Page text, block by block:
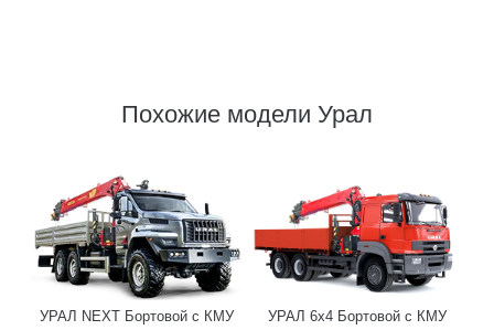
Похожие модели Урал
УРАЛ NEXT Бортовой с КМУ УРАЛ 6х4 Бортовой с КМУ